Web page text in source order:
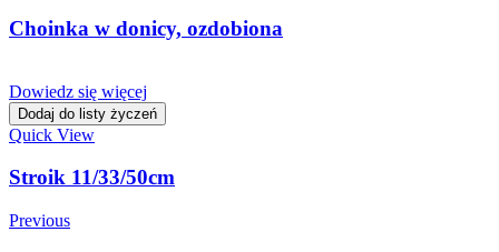
Choinka w donicy, ozdobiona
Dowiedz się więcej
Dodaj do listy życzeń
Quick View
Stroik 11/33/50cm
Previous